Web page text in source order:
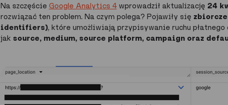
Na szczęście Google Analytics 4wprowadził aktualizację 24
rozwiązać ten problem. Na czym polega? Pojawiły się
identifiers), które umożliwiają przypisywanie ruchu
jak source, medium, source platform, campaign oraz